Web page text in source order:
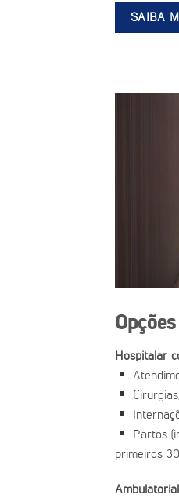
SAIBA
Hospitalar
Cirurgias;
Partos
primeiros